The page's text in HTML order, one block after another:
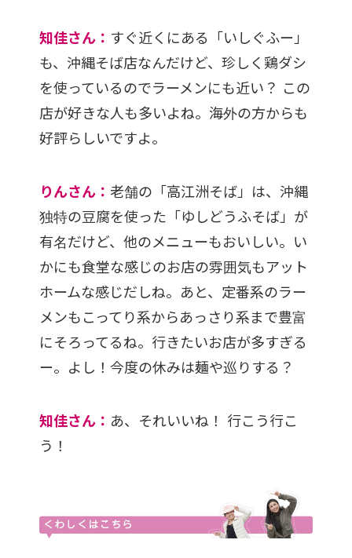
知佳さん： すぐ近くにある「いしぐふー」
も、沖縄そば店なんだけど、珍しく鶏ダシ
を使っているのでラーメンにも近い？ この
店が好きな人も多いよね。海外の方からも
好評らしいですよ。
りんさん： 老舗の「高江洲そば」は、沖縄
独特の豆腐を使った「ゆしどうふそば」が
有名だけど、他のメニューもおいしい。い
かにも食堂な感じのお店の雰囲気もアット
ホームな感じだしね。あと、定番系のラー
メンもこってり系からあっさり系まで豊富
にそろってるね。行きたいお店が多すぎる
ー。よし！今度の休みは麺や巡りする？
知佳さん： あ、それいいね！ 行こう行こ
う！